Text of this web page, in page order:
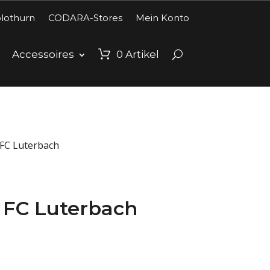
CODARA-Stores Mein Konto
Accessoires 0 Artikel
Luterbach
Luterbach